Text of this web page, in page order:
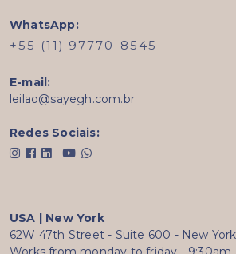
WhatsApp:
+55 (11) 97770-8545
E-mail:
leilao@sayegh.com.br
Redes Sociais:
USA | New York
62W 47th Street - Suite 600 - New